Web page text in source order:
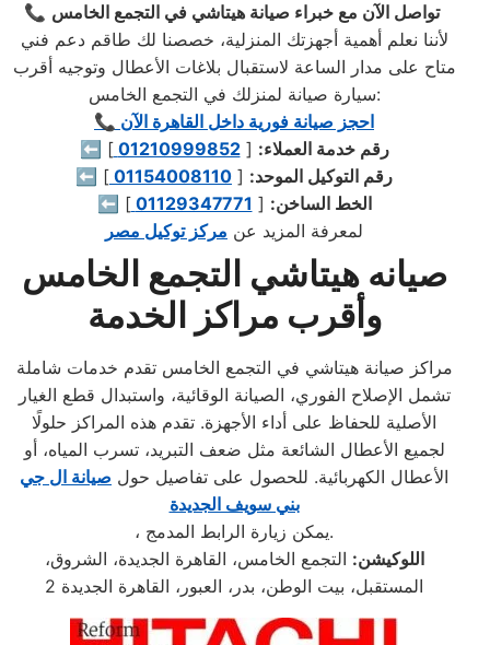
📞
تواصل الآن مع خبراء صيانة هيتاشي في التجمع الخامس
لأننا نعلم أهمية أجهزتك المنزلية، خصصنا لك طاقم دعم فني
متاح على مدار الساعة لاستقبال بلاغات الأعطال وتوجيه أقرب
سيارة صيانة لمنزلك في التجمع الخامس:
📞 احجز صيانة فورية داخل القاهرة الآن
⬅️
رقم خدمة العملاء: [
01210999852
]
⬅️
رقم التوكيل الموحد: [
01154008110
]
⬅️
الخط الساخن: [
01129347771
]
لمعرفة المزيد عن مركز توكيل مصر
صيانه هيتاشي التجمع الخامس
وأقرب مراكز الخدمة
مراكز صيانة هيتاشي في التجمع الخامس تقدم خدمات شاملة
تشمل الإصلاح الفوري، الصيانة الوقائية، واستبدال قطع الغيار
الأصلية للحفاظ على أداء الأجهزة. تقدم هذه المراكز حلولًا
لجميع الأعطال الشائعة مثل ضعف التبريد، تسرب المياه، أو
الأعطال الكهربائية. للحصول على تفاصيل حول صيانة ال جي
بني سويف الجديدة
، يمكن زيارة الرابط المدمج.
اللوكيشن: التجمع الخامس، القاهرة الجديدة، الشروق،
المستقبل، بيت الوطن، بدر، العبور، القاهرة الجديدة 2